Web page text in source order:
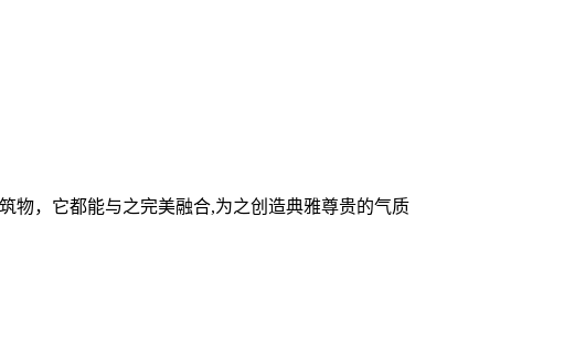
物，它都能与之完美融合,为之创造典雅尊贵的气质